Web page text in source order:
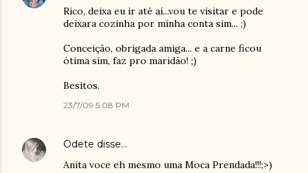
Rico, deixa eu ir até aí...vou te visitar e pode
deixara cozinha por minha conta sim... ;)
Conceição, obrigada amiga... e a carne ficou
ótima sim, faz pro maridão! ;)
Besitos.
23/7/09 5:08 PM
Odete disse…
Anita voce eh mesmo uma Moca Prendada!!!;>)